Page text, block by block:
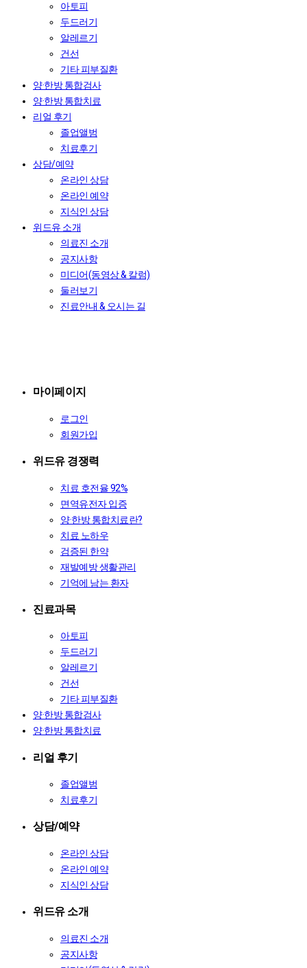
아토피
두드러기
알레르기
건선
기타 피부질환
양·한방 통합검사
양·한방 통합치료
리얼 후기
졸업앨범
치료후기
상담/예약
온라인 상담
온라인 예약
지식인 상담
위드유 소개
의료진 소개
공지사항
미디어(동영상 & 칼럼)
둘러보기
진료안내 & 오시는 길
마이페이지
로그인
회원가입
위드유 경쟁력
치료 호전율 92%
면역유전자 입증
양·한방 통합치료란?
치료 노하우
검증된 한약
재발예방 생활관리
기억에 남는 환자
진료과목
아토피
두드러기
알레르기
건선
기타 피부질환
양·한방 통합검사
양·한방 통합치료
리얼 후기
졸업앨범
치료후기
상담/예약
온라인 상담
온라인 예약
지식인 상담
위드유 소개
의료진 소개
공지사항